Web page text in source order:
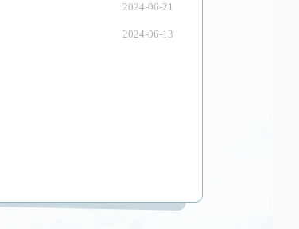
2024-06-21
2024-06-13